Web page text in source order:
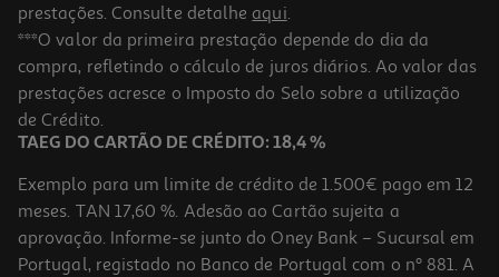
Figura Funko Pop Animation: Dragon Ball- Lunch
15.99 €/un
15,99 €
prestações. Consulte detalhe aqui.
***O valor da primeira prestação depende do dia da
compra, refletindo o cálculo de juros diários. Ao valor das
prestações acresce o Imposto do Selo sobre a utilização
de Crédito.
TAEG DO CARTÃO DE CRÉDITO: 18,4 %
Exemplo para um limite de crédito de 1.500€ pago em 12
meses. TAN 17,60 %. Adesão ao Cartão sujeita a
aprovação. Informe-se junto do Oney Bank – Sucursal em
Portugal, registado no Banco de Portugal com o nº 881. A